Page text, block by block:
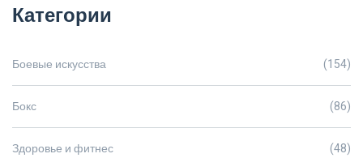
Категории
Боевые искусства (154)
Бокс (86)
Здоровье и фитнес (48)